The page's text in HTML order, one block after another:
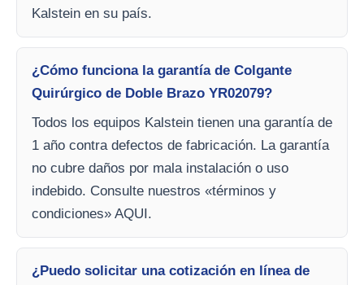
Kalstein en su país.
¿Cómo funciona la garantía de Colgante
Quirúrgico de Doble Brazo YR02079?
Todos los equipos Kalstein tienen una garantía de
1 año contra defectos de fabricación. La garantía
no cubre daños por mala instalación o uso
indebido. Consulte nuestros «términos y
condiciones» AQUI.
¿Puedo solicitar una cotización en línea de